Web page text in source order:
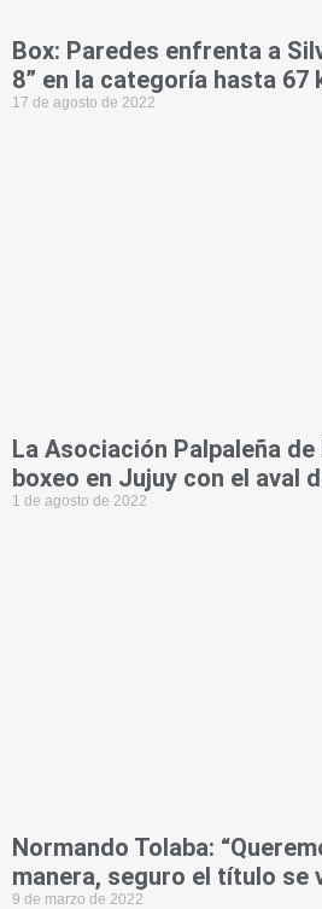
Box: Paredes enfrenta a
8” en la categoría hasta 67
17 de agosto de 2022
La Asociación Palpaleña
boxeo en Jujuy con el aval
1 de agosto de 2022
Normando Tolaba:
manera, seguro el título se
9 de marzo de 2022